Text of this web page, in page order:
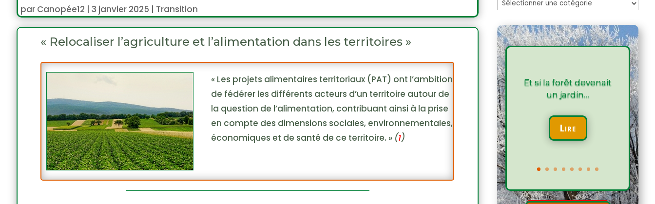
par Canopée12 | 3 janvier 2025 | Transition
« Relocaliser l’agriculture et l’alimentation dans les territoires »
« Les projets alimentaires territoriaux (PAT) ont l’ambition
de fédérer les différents acteurs d’un territoire autour de
la question de l’alimentation, contribuant ainsi à la prise
en compte des dimensions sociales, environnementales,
économiques et de santé de ce territoire. » (1)
Et si la forêt devenait
un jardin…
Lire